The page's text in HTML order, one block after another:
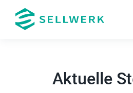
Aktuelle